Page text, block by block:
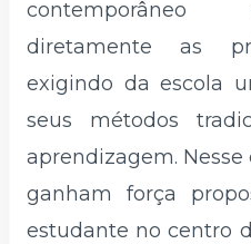
diretamente as
exigindo da escola
seus métodos
aprendizagem.
ganham força
estudante no centro